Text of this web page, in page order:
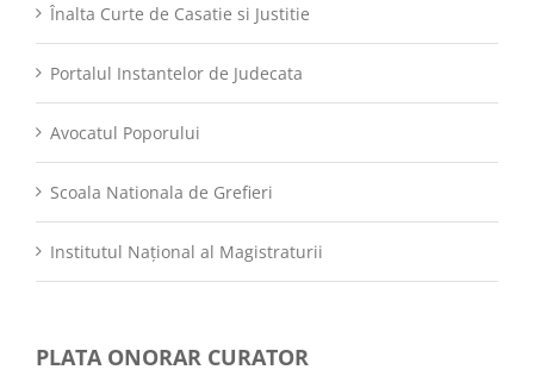
Înalta Curte de Casatie si Justitie
Portalul Instantelor de Judecata
Avocatul Poporului
Scoala Nationala de Grefieri
Institutul Național al Magistraturii
PLATA ONORAR CURATOR